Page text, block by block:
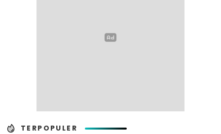
TERPOPULER